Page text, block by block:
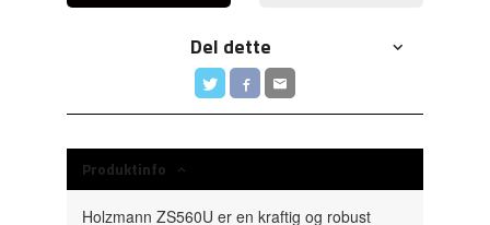
Del dette
Produktinfo
Holzmann ZS560U er en kraftig og robust